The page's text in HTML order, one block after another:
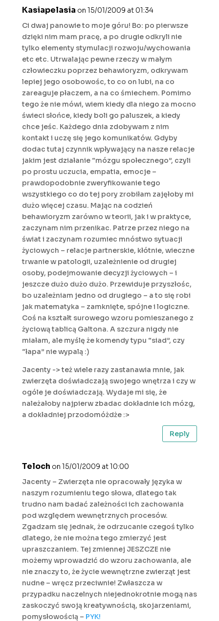
Kasiapelasia on 15/01/2009 at 01:34
Ci dwaj panowie to moje góru! Bo: po pierwsze
dzięki nim mam pracę, a po drugie odkryli nie
tylko elementy stymulacji rozwoju/wychowania
etc etc. Utrwalając pewne rzeczy w małym
człowieczku poprzez behawioryzm, odkrywam
lepiej jego osobowośc, to co on lubi, na co
zareaguje płaczem, a na co śmiechem. Pomimo
tego że nie mówi, wiem kiedy dla niego za mocno
świeci słońce, kiedy boli go paluszek, a kiedy
chce jeśc. Każdego dnia zdobywam z nim
kontakt i uczę się jego komunikatów. Gdyby
dodac tutaj czynnik wpływający na nasze relacje
jakim jest działanie “mózgu społecznego”, czyli
po prostu uczucia, empatia, emocje –
prawdopodobnie zweryfikowanie tego
wszystkiego co do tej pory zrobiłam zajęłoby mi
dużo więcej czasu. Mając na codzień
behawioryzm zarówno w teorii, jak i w praktyce,
zaczynam nim przenikac. Patrze przez niego na
świat i zaczynam rozumiec mnóstwo sytuacji
życiowych – relacje partnerskie, kłótnie, wieczne
trwanie w patologii, uzależnienie od drugiej
osoby, podejmowanie decyzji życiowych – i
jeszcze dużo dużo dużo. Przewiduje przyszłośc,
bo uzależniam jedno od drugiego – a to się robi
jak matematyka – zamknięte, spójne i logiczne.
Coś na kształt surowego wzoru pomieszanego z
życiową tablicą Galtona. A szczura nigdy nie
miałam, ale myślę że komendy typu “siad”, czy
“łapa” nie wypalą :)
Jacenty -> też wiele razy zastanawia mnie, jak
zwierzęta doświadczają swojego wnętrza i czy w
ogóle je doświadczają. Wydaje mi się, że
należałoby najpierw zbadac dokładnie ich mózg,
a dokładniej przodomóżdże :>
Reply
Teloch on 15/01/2009 at 10:00
Jacenty – Zwierzęta nie opracowały języka w
naszym rozumieniu tego słowa, dlatego tak
trudno nam badać zależności ich zachowania
pod względem wewnętrznych procesów.
Zgadzam się jednak, że odrzucanie czegoś tylko
dlatego, że nie można tego zmierzyć jest
upraszczaniem. Tej zmiennej JESZCZE nie
możemy wprowadzić do wzoru zachowania, ale
nie znaczy to, że życie wewnętrzne zwierząt jest
nudne – wręcz przeciwnie! Zwłaszcza w
przypadku naczelnych niejednokrotnie mogą nas
zaskoczyć swoją kreatywnością, skojarzeniami,
pomysłowością – PYK!